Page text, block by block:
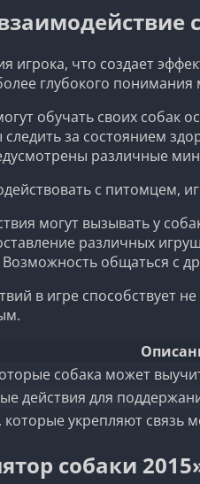
игрока, что создает
глубокого
обучать своих собак
за состоянием
различные
с питомцем,
могут вызывать у
различных
общаться с
в игре способствует
собака может
действия для
укрепляют связь
собаки